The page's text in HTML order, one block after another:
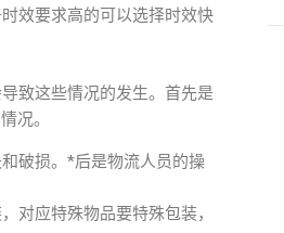
效要求高的可以选择时效快
致这些情况的发生。首先是
况。
破损。*后是物流人员的操
对应特殊物品要特殊包装，